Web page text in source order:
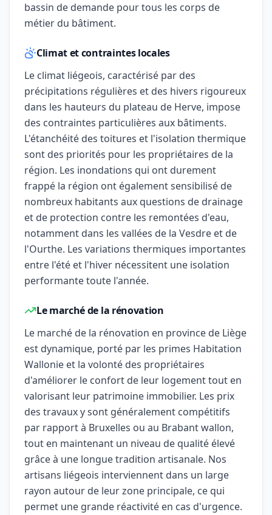
bassin de demande pour tous les corps de
métier du bâtiment.
Climat et contraintes locales
Le climat liégeois, caractérisé par des
précipitations régulières et des hivers rigoureux
dans les hauteurs du plateau de Herve, impose
des contraintes particulières aux bâtiments.
L'étanchéité des toitures et l'isolation thermique
sont des priorités pour les propriétaires de la
région. Les inondations qui ont durement
frappé la région ont également sensibilisé de
nombreux habitants aux questions de drainage
et de protection contre les remontées d'eau,
notamment dans les vallées de la Vesdre et de
l'Ourthe. Les variations thermiques importantes
entre l'été et l'hiver nécessitent une isolation
performante toute l'année.
Le marché de la rénovation
Le marché de la rénovation en province de Liège
est dynamique, porté par les primes Habitation
Wallonie et la volonté des propriétaires
d'améliorer le confort de leur logement tout en
valorisant leur patrimoine immobilier. Les prix
des travaux y sont généralement compétitifs
par rapport à Bruxelles ou au Brabant wallon,
tout en maintenant un niveau de qualité élevé
grâce à une longue tradition artisanale. Nos
artisans liégeois interviennent dans un large
rayon autour de leur zone principale, ce qui
permet une grande réactivité en cas d'urgence.